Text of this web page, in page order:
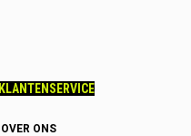
KLANTENSERVICE
OVER ONS